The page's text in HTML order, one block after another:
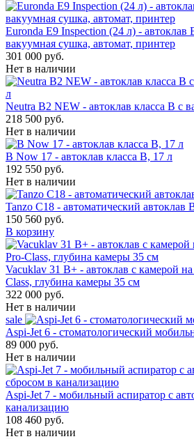
Euronda E9 Inspection (24 л) - автоклав
вакуумная сушка, автомат, принтер
301 000 руб.
Нет в наличии
Neutra B2 NEW - автоклав класса B с
218 500 руб.
Нет в наличии
B Now 17 - автоклав класса B, 17 л
192 550 руб.
Нет в наличии
Tanzo C18 - автоматический автоклав
150 560 руб.
В корзину
Vacuklav 31 B+ - автоклав с камерой
Class, глубина камеры 35 см
322 000 руб.
Нет в наличии
sale
Aspi-Jet 6 - стоматологический
89 000 руб.
Нет в наличии
Aspi-Jet 7 - мобильный аспиратор с
канализацию
108 460 руб.
Нет в наличии